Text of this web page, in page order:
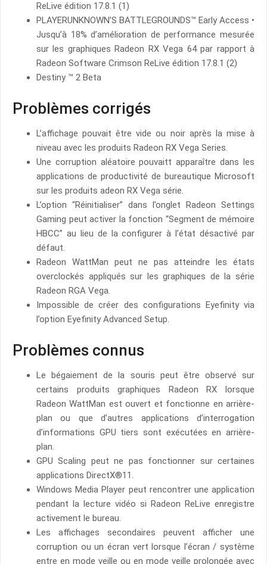
ReLive édition 17.8.1 (1)
PLAYERUNKNOWN’S BATTLEGROUNDS™ Early Access •
Jusqu’à 18% d’amélioration de performance mesurée
sur les graphiques Radeon RX Vega 64 par rapport à
Radeon Software Crimson ReLive édition 17.8.1 (2)
Destiny ™ 2 Beta
Problèmes corrigés
L’affichage pouvait être vide ou noir après la mise à
niveau avec les produits Radeon RX Vega Series.
Une corruption aléatoire pouvaitt apparaître dans les
applications de productivité de bureautique Microsoft
sur les produits adeon RX Vega série.
L’option “Réinitialiser” dans l’onglet Radeon Settings
Gaming peut activer la fonction “Segment de mémoire
HBCC” au lieu de la configurer à l’état désactivé par
défaut.
Radeon WattMan peut ne pas atteindre les états
overclockés appliqués sur les graphiques de la série
Radeon RGA Vega.
Impossible de créer des configurations Eyefinity via
l’option Eyefinity Advanced Setup.
Problèmes connus
Le bégaiement de la souris peut être observé sur
certains produits graphiques Radeon RX lorsque
Radeon WattMan est ouvert et fonctionne en arrière-
plan ou que d’autres applications d’interrogation
d’informations GPU tiers sont exécutées en arrière-
plan.
GPU Scaling peut ne pas fonctionner sur certaines
applications DirectX®11.
Windows Media Player peut rencontrer une application
pendant la lecture vidéo si Radeon ReLive enregistre
activement le bureau.
Les affichages secondaires peuvent afficher une
corruption ou un écran vert lorsque l’écran / système
entre en mode veille ou en mode veille prolongée avec